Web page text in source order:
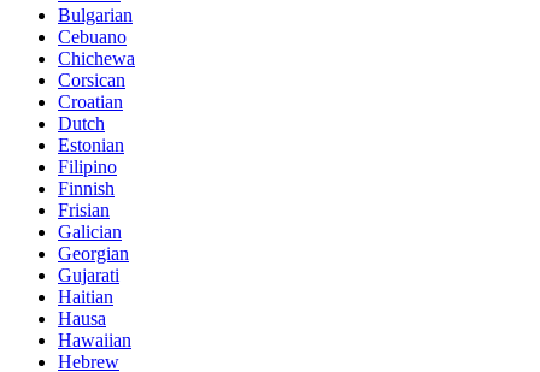
Bulgarian
Cebuano
Chichewa
Corsican
Croatian
Dutch
Estonian
Filipino
Finnish
Frisian
Galician
Georgian
Gujarati
Haitian
Hausa
Hawaiian
Hebrew